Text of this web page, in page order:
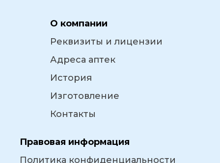
О компании
Реквизиты и лицензии
Адреса аптек
История
Изготовление
Контакты
Правовая информация
Политика конфиденциальности